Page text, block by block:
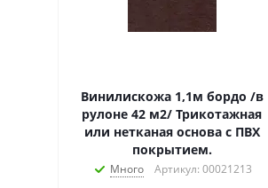
Винилискожа 1,1м бордо /в
рулоне 42 м2/ Трикотажная
или нетканая основа с ПВХ
покрытием.
Много Артикул: 00021213